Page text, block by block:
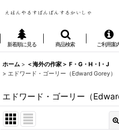
新着順に見る 商品検索 ご利用案
ホーム > ＜海外の作家＞ F・G・H・I・J
> エドワード・ゴーリー（Edward Gorey）
エドワード・ゴーリー（